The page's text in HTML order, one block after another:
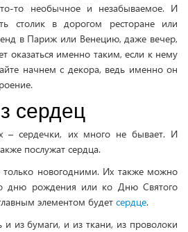
то необычное и незабываемое. И
столик в дорогом ресторане или
в Париж или Венецию, даже вечер,
оказаться именно таким, если к нему
начнем с декора, ведь именно он
сердец
– сердечки, их много не бывает. И
послужат сердца.
новогодними. Их также можно
дню рождения или ко Дню Святого
элементом будет сердце.
из бумаги, и из ткани, из проволоки